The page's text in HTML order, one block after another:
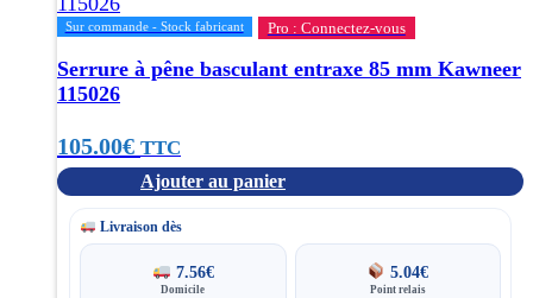
Sur commande - Stock fabricant Pro : Connectez-vous
Serrure à pêne basculant entraxe 85 mm Kawneer
115026
105.00€ TTC
Ajouter au panier
Livraison dès
7.56€
Domicile
5.04€
Point relais